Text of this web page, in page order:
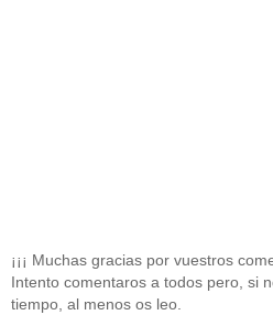
¡¡¡ Muchas gracias por vuestros
Intento comentaros a todos pero, si
tiempo, al menos os leo.